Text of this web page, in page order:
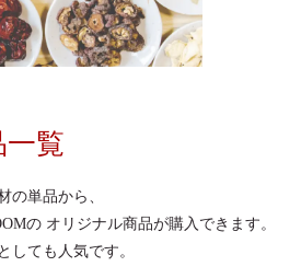
一覧
の単品から、
の オリジナル商品が購入できます。
しても人気です。